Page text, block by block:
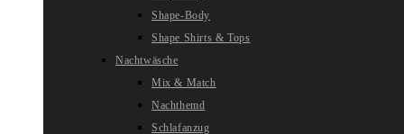
Shape-Body
Shape Shirts & Tops
Nachtwäsche
Mix & Match
Nachthemd
Schlafanzug